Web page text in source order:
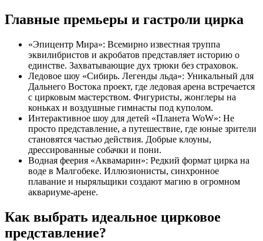
Главные премьеры и гастроли цирка
«Эпицентр Мира»: Всемирно известная труппа
эквилибристов и акробатов представляет историю о
единстве. Захватывающие дух трюки без страховок.
Ледовое шоу «Сибирь. Легенды льда»: Уникальный для
Дальнего Востока проект, где ледовая арена встречается
с цирковым мастерством. Фигуристы, жонглеры на
коньках и воздушные гимнасты под куполом.
Интерактивное шоу для детей «Планета WoW»: Не
просто представление, а путешествие, где юные зрители
становятся частью действия. Добрые клоуны,
дрессированные собачки и пони.
Водная феерия «Аквамарин»: Редкий формат цирка на
воде в Малгобеке. Иллюзионисты, синхронное
плавание и ныряльщики создают магию в огромном
аквариуме-арене.
Как выбрать идеальное цирковое
представление?